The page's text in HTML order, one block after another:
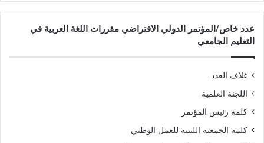
عدد خاص/المؤتمر الدولي الافتراضي مقررات اللغة العربية في
التعليم الجامعي
غلاف العدد
اللجنة العلمية
كلمة رئيس المؤتمر
كلمة الجمعية الليبية للعمل الوطني